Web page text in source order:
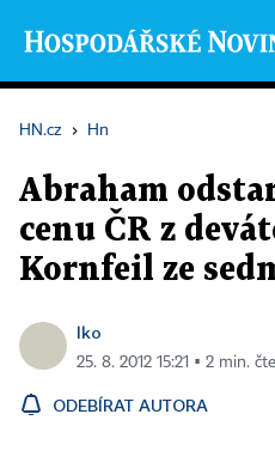
HN.cz › Hn
Abraham
cenu ČR z
Kornfeil ze
lko
25. 8. 2012 15:21 ▪ 2 min.
ODEBÍRAT AUTORA